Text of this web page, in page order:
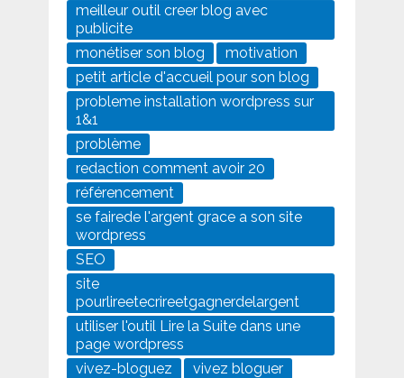
meilleur outil creer blog avec
publicite
monétiser son blog
motivation
petit article d'accueil pour son blog
probleme installation wordpress sur
1&1
problème
redaction comment avoir 20
référencement
se fairede l'argent grace a son site
wordpress
SEO
site
pourlireetecrireetgagnerdelargent
utiliser l'outil Lire la Suite dans une
page wordpress
vivez-bloguez
vivez bloguer